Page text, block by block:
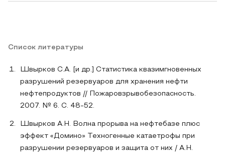
Список литературы
Швырков С.А. [и др.] Статистика квазимгновенных
разрушений резервуаров для хранения нефти
нефтепродуктов // Пожаровзрывобезопасность.
2007. № 6. С. 48-52.
Швырков А.Н. Волна прорыва на нефтебазе плюс
эффект «Домино» Техногенные катаетрофы при
разрушении резервуаров и защита от них / А.Н.